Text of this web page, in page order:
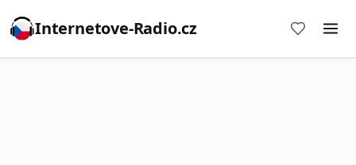
Internetove-Radio.cz